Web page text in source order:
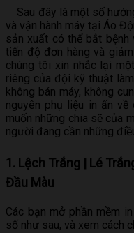
Sau đây là một số
và vận hành máy tại Áo
sản xuất có thể bắt
tiến độ đơn hàng và
chúng tôi xin nhắc lại
riêng của đội kỹ thuật
không bán máy, không
nguyên phụ liệu in ấn về
muốn những chia sẽ của
người đang cần những
1. Lệch Trắng | Lé
Đầu Màu
Các bạn mở phần mềm
số như sau, và xem cách